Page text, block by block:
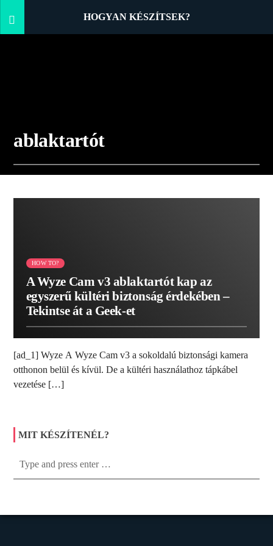
HOGYAN KÉSZÍTSEK?
ablaktartót
HOW TO?
A Wyze Cam v3 ablaktartót kap az
egyszerű kültéri biztonság érdekében –
Tekintse át a Geek-et
[ad_1] Wyze A Wyze Cam v3 a sokoldalú biztonsági kamera
otthonon belül és kívül. De a kültéri használathoz tápkábel
vezetése […]
MIT KÉSZÍTENÉL?